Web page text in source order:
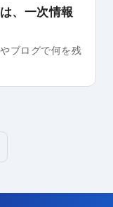
、一次情報
ブログで何を残